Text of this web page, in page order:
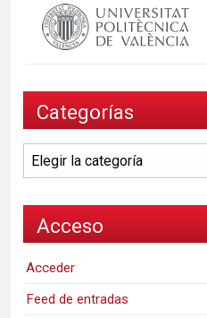
Categorías
Categorías
Acceso
Acceder
Feed de entradas